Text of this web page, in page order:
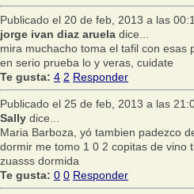
Publicado el 20 de feb, 2013 a las
jorge ivan diaz aruela dice...
mira muchacho toma el tafil con esas
en serio prueba lo y veras, cuidate
Te gusta: 4 2 Responder
Publicado el 25 de feb, 2013 a las
Sally dice...
Maria Barboza, yó tambien padezco
dormir me tomo 1 0 2 copitas de vino
zuasss dormida
Te gusta: 0 0 Responder